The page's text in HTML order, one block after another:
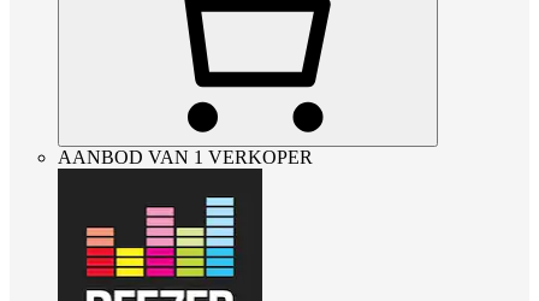
AANBOD VAN 1 VERKOPER